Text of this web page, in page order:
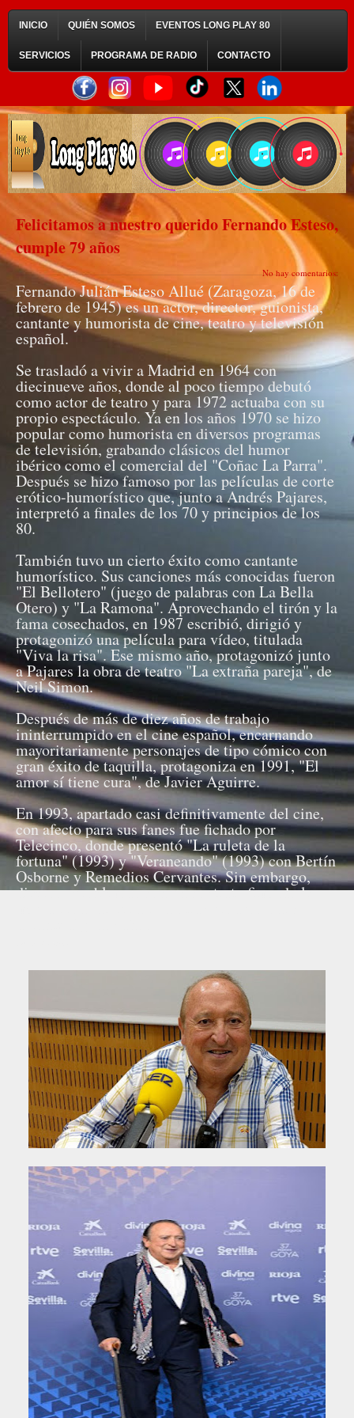
INICIO QUIÉN SOMOS EVENTOS LONG PLAY 80
SERVICIOS PROGRAMA DE RADIO CONTACTO
Felicitamos a nuestro querido Fernando Esteso,
cumple 79 años
No hay comentarios:
Fernando Julián Esteso Allué (Zaragoza, 16 de
febrero de 1945) es un actor, director, guionista,
cantante y humorista de cine, teatro y televisión
español.
Se trasladó a vivir a Madrid en 1964 con
diecinueve años, donde al poco tiempo debutó
como actor de teatro y para 1972 actuaba con su
propio espectáculo. Ya en los años 1970 se hizo
popular como humorista en diversos programas
de televisión, grabando clásicos del humor
ibérico como el comercial del "Coñac La Parra".
Después se hizo famoso por las películas de corte
erótico-humorístico que, junto a Andrés Pajares,
interpretó a finales de los 70 y principios de los
80.
También tuvo un cierto éxito como cantante
humorístico. Sus canciones más conocidas fueron
"El Bellotero" (juego de palabras con La Bella
Otero) y "La Ramona". Aprovechando el tirón y la
fama cosechados, en 1987 escribió, dirigió y
protagonizó una película para vídeo, titulada
"Viva la risa". Ese mismo año, protagonizó junto
a Pajares la obra de teatro "La extraña pareja", de
Neil Simon.
Después de más de diez años de trabajo
ininterrumpido en el cine español, encarnando
mayoritariamente personajes de tipo cómico con
gran éxito de taquilla, protagoniza en 1991, "El
amor sí tiene cura", de Javier Aguirre.
En 1993, apartado casi definitivamente del cine,
con afecto para sus fanes fue fichado por
Telecinco, donde presentó "La ruleta de la
fortuna" (1993) y "Veraneando" (1993) con Bertín
Osborne y Remedios Cervantes. Sin embargo,
diversos problemas con un contrato firmado le